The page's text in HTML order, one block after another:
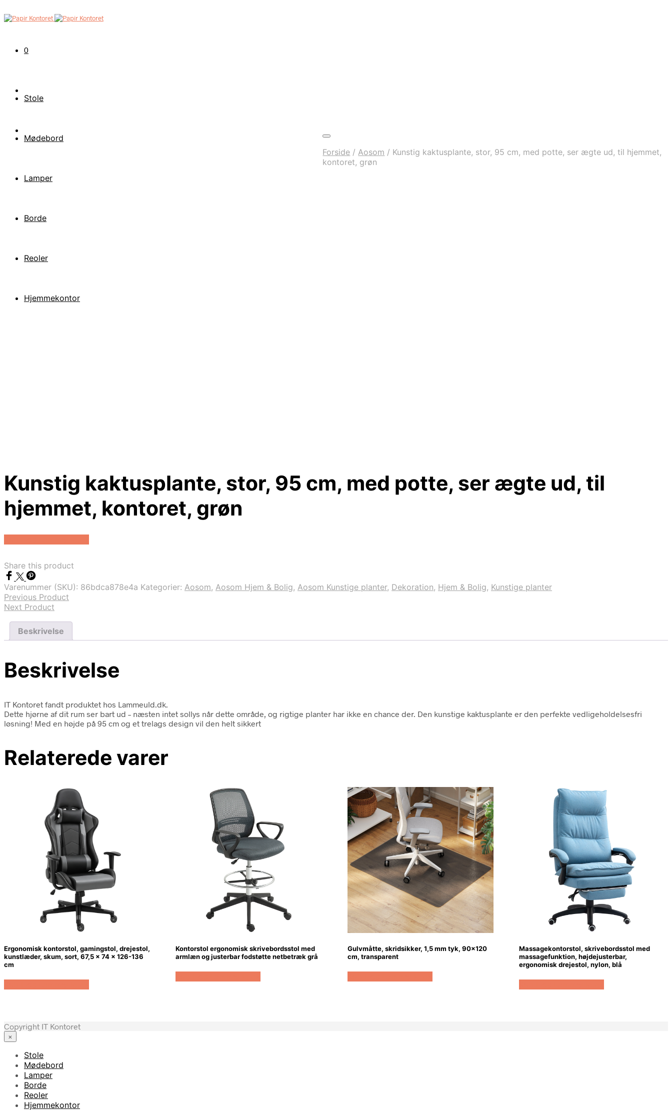
0
Stole
Mødebord
Lamper
Borde
Reoler
Hjemmekontor
Forside / Aosom / Kunstig kaktusplante, stor, 95 cm, med potte, ser ægte ud, til hjemmet,
kontoret, grøn
Kunstig kaktusplante, stor, 95 cm, med potte, ser ægte ud, til
hjemmet, kontoret, grøn
Share this product
Varenummer (SKU): 86bdca878e4a Kategorier: Aosom, Aosom Hjem & Bolig, Aosom Kunstige planter, Dekoration, Hjem & Bolig, Kunstige planter
Previous Product
Next Product
Beskrivelse
Beskrivelse
IT Kontoret fandt produktet hos Lammeuld.dk.
Dette hjørne af dit rum ser bart ud – næsten intet sollys når dette område, og rigtige planter har ikke en chance der. Den kunstige kaktusplante er den perfekte vedligeholdelsesfri
løsning! Med en højde på 95 cm og et trelags design vil den helt sikkert
Relaterede varer
Ergonomisk kontorstol, gamingstol, drejestol,
kunstlæder, skum, sort, 67,5 x 74 x 126-136
cm
Kontorstol ergonomisk skrivebordsstol med
armlæn og justerbar fodstøtte netbetræk grå
Gulvmåtte, skridsikker, 1,5 mm tyk, 90×120
cm, transparent
Massagekontorstol, skrivebordsstol med
massagefunktion, højdejusterbar,
ergonomisk drejestol, nylon, blå
Copyright IT Kontoret
×
Stole
Mødebord
Lamper
Borde
Reoler
Hjemmekontor